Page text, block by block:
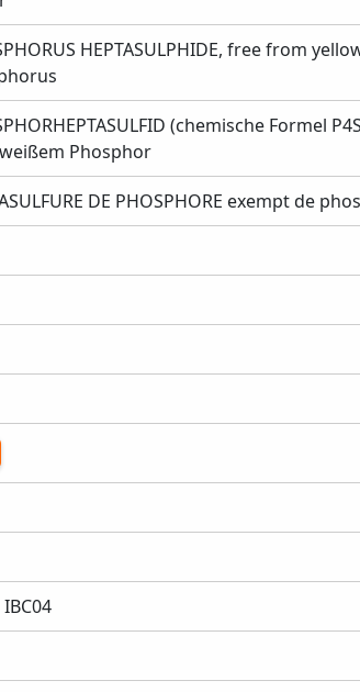
HEPTASULPHIDE, free from
(chemische Formel
Phosphor
DE PHOSPHORE exempt de